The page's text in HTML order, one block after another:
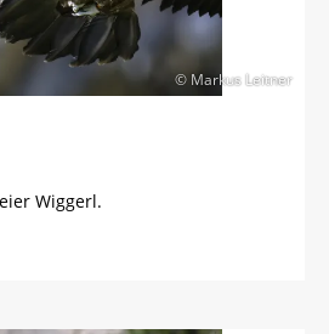
© Markus Leitner
Wiggerl.